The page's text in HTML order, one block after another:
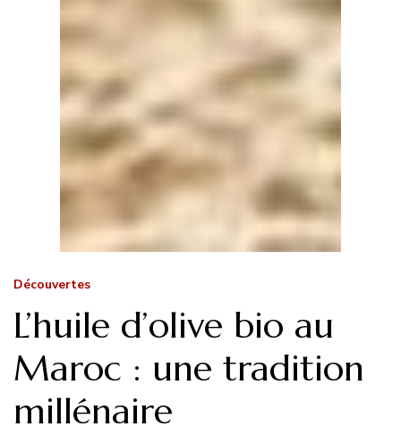
Découvertes
L’huile d’olive bio au
Maroc : une tradition
millénaire